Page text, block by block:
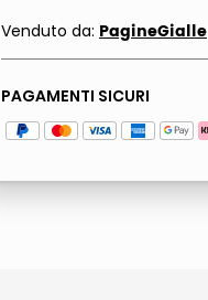
Venduto da: PagineGialle
PAGAMENTI SICURI